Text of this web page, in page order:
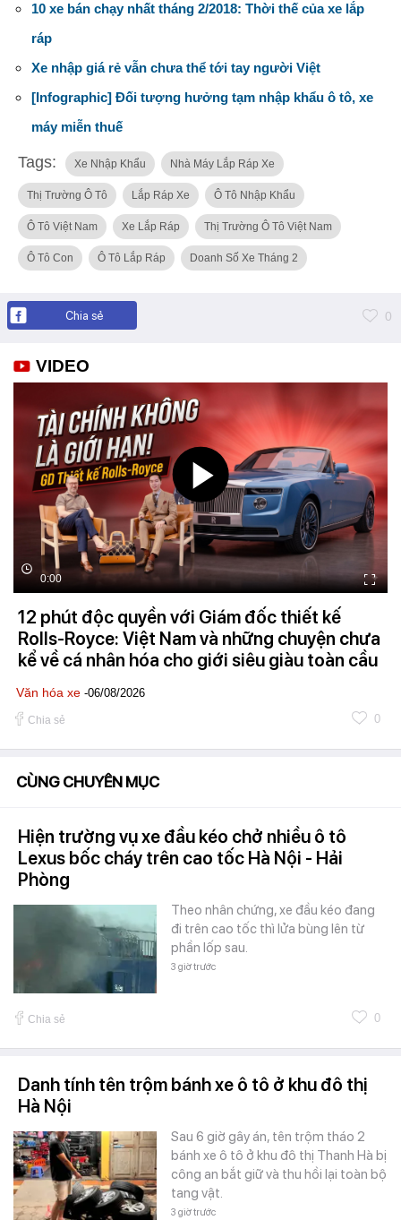
10 xe bán chạy nhất tháng 2/2018: Thời thế của xe lắp
ráp
Xe nhập giá rẻ vẫn chưa thể tới tay người Việt
[Infographic] Đối tượng hưởng tạm nhập khẩu ô tô, xe
máy miễn thuế
Tags: Xe Nhập Khẩu Nhà Máy Lắp Ráp Xe
Thị Trường Ô Tô Lắp Ráp Xe Ô Tô Nhập Khẩu
Ô Tô Việt Nam Xe Lắp Ráp Thị Trường Ô Tô Việt Nam
Ô Tô Con Ô Tô Lắp Ráp Doanh Số Xe Tháng 2
Chia sẻ 0
VIDEO
0:00
12 phút độc quyền với Giám đốc thiết kế
Rolls-Royce: Việt Nam và những chuyện chưa
kể về cá nhân hóa cho giới siêu giàu toàn cầu
Văn hóa xe -06/08/2026
Chia sẻ 0
CÙNG CHUYÊN MỤC
Hiện trường vụ xe đầu kéo chở nhiều ô tô
Lexus bốc cháy trên cao tốc Hà Nội - Hải
Phòng
Theo nhân chứng, xe đầu kéo đang
đi trên cao tốc thì lửa bùng lên từ
phần lốp sau.
3 giờ trước
Chia sẻ 0
Danh tính tên trộm bánh xe ô tô ở khu đô thị
Hà Nội
Sau 6 giờ gây án, tên trộm tháo 2
bánh xe ô tô ở khu đô thị Thanh Hà bị
công an bắt giữ và thu hồi lại toàn bộ
tang vật.
3 giờ trước